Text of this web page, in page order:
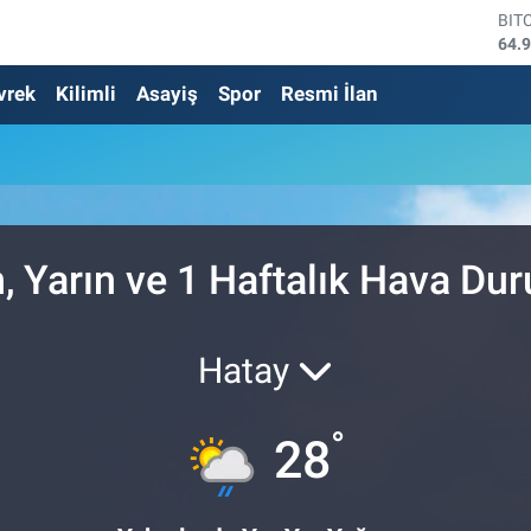
Kilimli Asayiş Spor Resmi İlan
Yarın ve 1 Haftalık Hava
Hatay
28°